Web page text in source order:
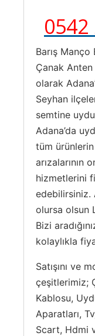
0542
Barış Manço
Çanak Anten
olarak
Seyhan
semtine
Adana’da
tüm ürünlerin
arızalarının
hizmetlerini
edebilirsiniz.
olursa olsun
Bizi
kolaylıkla
Satışını ve
çeşitlerimiz;
Kablosu,
Aparatları,
Scart, Hdmi